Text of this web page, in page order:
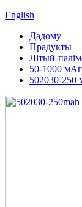
English
Дадому
Прадукты
Літый-
50-1000 мАг
502030-250